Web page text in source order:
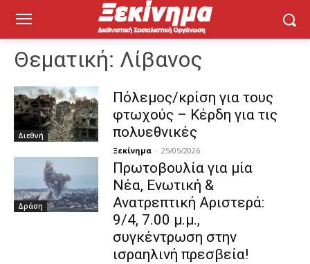
Θεματική: Λίβανος
Διεθνή
Πόλεμος/κρίση για τους
φτωχούς – Κέρδη για τις
πολυεθνικές
Ξεκίνημα - 25/05/2026
Δράση
Πρωτοβουλία για μία
Νέα, Ενωτική &
Ανατρεπτική Αριστερά:
9/4, 7.00 μ.μ.,
συγκέντρωση στην
ισραηλινή πρεσβεία!